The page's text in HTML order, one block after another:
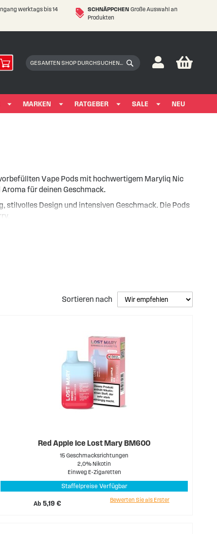
werktags bis 14
SCHNÄPPCHEN Große Auswahl an
Produkten
Suchen
My
MARKEN RATGEBER SALE NEU
Vape Pods mit hochwertigem Maryliq Nic
für deinen Geschmack.
stilvolles Design und intensiven Geschmack. Die Pods
die perfekt zu deinem individuellen
Sortieren nach
Red Apple Ice Lost Mary BM600
15 Geschmacksrichtungen
2,0% Nikotin
Einweg E-Zigaretten
Staffelpreise Verfügbar
Ab 5,19 €
Bewerten Sie als Erster